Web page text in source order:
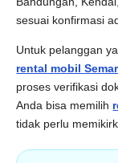
sesuai konfirmasi
Untuk pelanggan
rental mobil
proses verifikasi
Anda bisa memilih
tidak perlu